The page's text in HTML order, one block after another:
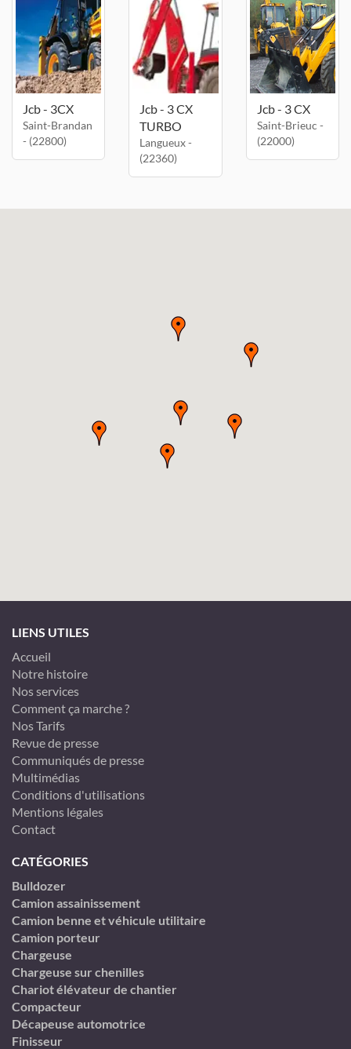
Jcb - 3CX
Saint-Brandan
- (22800)
Jcb - 3 CX
TURBO
Langueux -
(22360)
Jcb - 3 CX
Saint-Brieuc -
(22000)
LIENS UTILES
Accueil
Notre histoire
Nos services
Comment ça marche ?
Nos Tarifs
Revue de presse
Communiqués de presse
Multimédias
Conditions d'utilisations
Mentions légales
Contact
CATÉGORIES
Bulldozer
Camion assainissement
Camion benne et véhicule utilitaire
Camion porteur
Chargeuse
Chargeuse sur chenilles
Chariot élévateur de chantier
Compacteur
Décapeuse automotrice
Finisseur